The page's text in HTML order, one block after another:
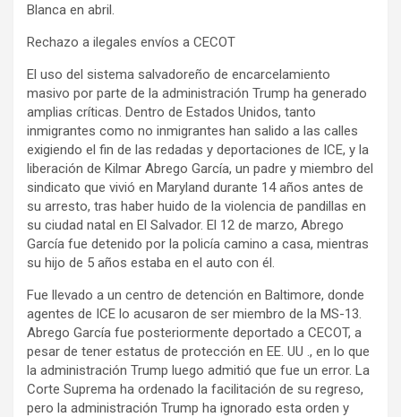
Blanca en abril.
Rechazo a ilegales envíos a CECOT
El uso del sistema salvadoreño de encarcelamiento
masivo por parte de la administración Trump ha generado
amplias críticas. Dentro de Estados Unidos, tanto
inmigrantes como no inmigrantes han salido a las calles
exigiendo el fin de las redadas y deportaciones de ICE, y la
liberación de Kilmar Abrego García, un padre y miembro del
sindicato que vivió en Maryland durante 14 años antes de
su arresto, tras haber huido de la violencia de pandillas en
su ciudad natal en El Salvador. El 12 de marzo, Abrego
García fue detenido por la policía camino a casa, mientras
su hijo de 5 años estaba en el auto con él.
Fue llevado a un centro de detención en Baltimore, donde
agentes de ICE lo acusaron de ser miembro de la MS-13.
Abrego García fue posteriormente deportado a CECOT, a
pesar de tener estatus de protección en EE. UU ., en lo que
la administración Trump luego admitió que fue un error. La
Corte Suprema ha ordenado la facilitación de su regreso,
pero la administración Trump ha ignorado esta orden y